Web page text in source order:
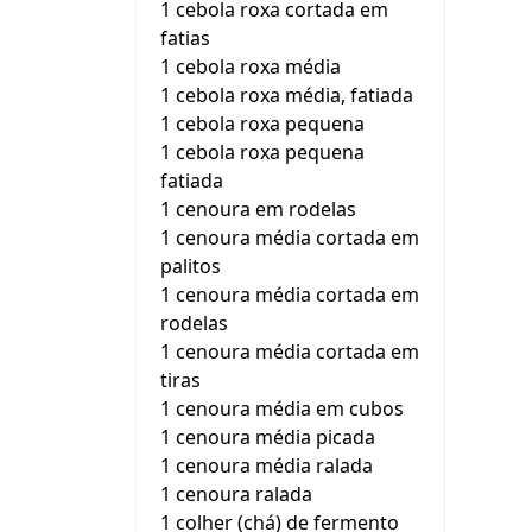
1 cebola roxa cortada em
fatias
1 cebola roxa média
1 cebola roxa média, fatiada
1 cebola roxa pequena
1 cebola roxa pequena
fatiada
1 cenoura em rodelas
1 cenoura média cortada em
palitos
1 cenoura média cortada em
rodelas
1 cenoura média cortada em
tiras
1 cenoura média em cubos
1 cenoura média picada
1 cenoura média ralada
1 cenoura ralada
1 colher (chá) de fermento